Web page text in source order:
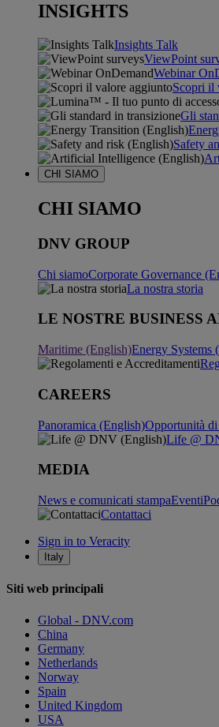
INSIGHTS
Insights Talk
ViewPoint
Webinar
Scopri il
Gli
Safety
CHI SIAMO
CHI SIAMO
DNV GROUP
Chi siamoCorporate Governance
La nostra storia
LE NOSTRE BUSINESS
Maritime (English)Energy Systems
CAREERS
Panoramica (English)Opportunità
Life @
MEDIA
News e comunicati stampaEventi
Contattaci
Sign in to Veracity
Italy
Siti web principali
Global - DNV.com
China
Germany
Netherlands
Norway
Spain
United Kingdom
USA